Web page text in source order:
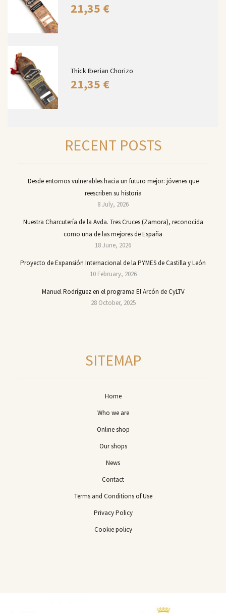
21,35 €
Thick Iberian Chorizo
21,35 €
RECENT POSTS
Desde entornos vulnerables hacia un futuro mejor: jóvenes que
reescriben su historia
8 July, 2026
Nuestra Charcutería de la Avda. Tres Cruces (Zamora), reconocida
como una de las mejores de España
18 June, 2026
Proyecto de Expansión Internacional de la PYMES de Castilla y León
10 February, 2026
Manuel Rodríguez en el programa El Arcón de CyLTV
28 October, 2025
SITEMAP
Home
Who we are
Online shop
Our shops
News
Contact
Terms and Conditions of Use
Privacy Policy
Cookie policy